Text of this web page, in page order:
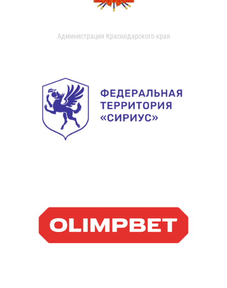
Администрация Краснодарского края